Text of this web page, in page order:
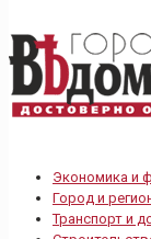
Экономика и
Город и
Транспорт и